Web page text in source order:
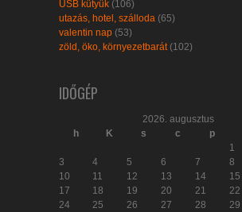
USB kütyük (106)
utazás, hotel, szálloda (65)
valentin nap (53)
zöld, öko, környezetbarát (102)
IDŐGÉP
2026. augusztus
h
K s c p
1
3
4 5 6 7 8
10
11 12 13 14 15
17
18 19 20 21 22
24
25 26 27 28 29